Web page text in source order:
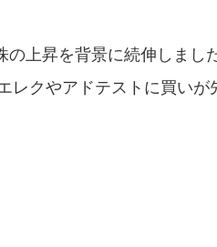
の上昇を背景に続伸しまし
レクやアドテストに買いが